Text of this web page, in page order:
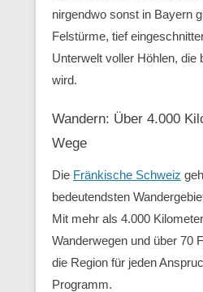
nirgendwo sonst in Bayern
Felstürme, tief
Unterwelt voller Höhlen, die
wird.
Wandern: Über 4.000
Wege
Die Fränkische Schweiz
bedeutendsten
Mit mehr als 4.000
Wanderwegen und über 70
die Region für jeden
Programm.